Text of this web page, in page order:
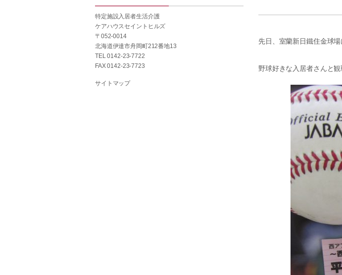
先日、室蘭新日鐵住金球
野球好きな入居者さんと
特定施設入居者生活介護
ケアハウスセイントヒルズ
〒052-0014
北海道伊達市舟岡町212番地13
TEL 0142-23-7722
FAX 0142-23-7723
サイトマップ